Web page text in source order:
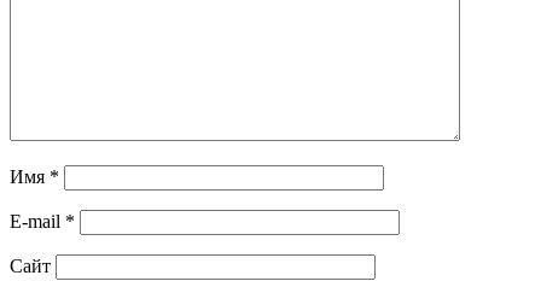
Имя *
E-mail *
Сайт